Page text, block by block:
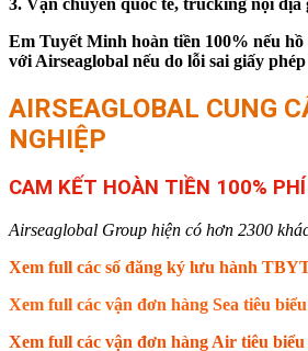
Em Tuyết Minh hoàn tiền 100% nếu
với Airseaglobal nếu do lỗi sai giấy
AIRSEAGLOBAL CUNG
NGHIỆP
CAM KẾT HOÀN TIỀN 100%
Airseaglobal Group hiện có hơn 2300
Xem full các số đăng ký lưu hành
Xem full các vận đơn hàng Sea tiêu
Xem full các vận đơn hàng Air tiêu